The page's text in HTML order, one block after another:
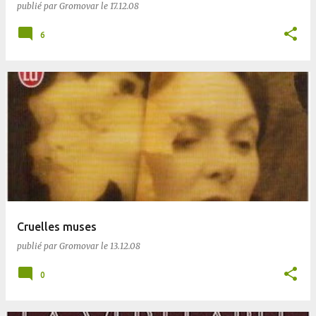
publié par Gromovar le 17.12.08
6
Cruelles muses
publié par Gromovar le 13.12.08
0